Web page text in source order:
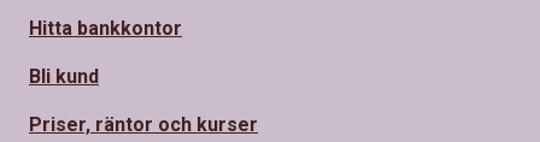
Hitta bankkontor
Bli kund
Priser, räntor och kurser